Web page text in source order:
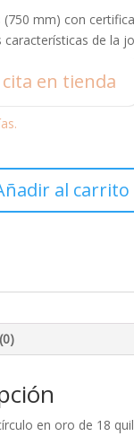
(750 mm) con
características de la
en tienda
al carrito
en oro de 18